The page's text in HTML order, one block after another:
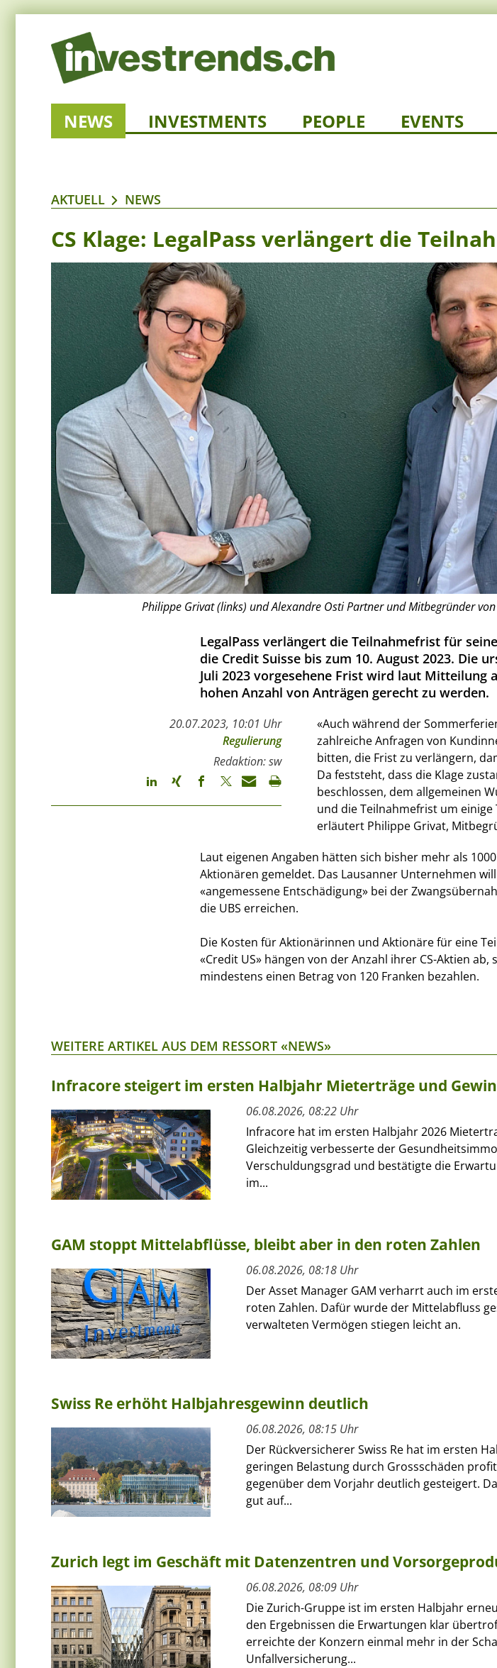
NEWS INVESTMENTS PEOPLE EVENTS
AKTUELL NEWS
CS Klage: LegalPass verlängert die
Philippe Grivat (links) und Alexandre Osti Partner und Mitbegründer
LegalPass verlängert die Teilnahmefrist für
die Credit Suisse bis zum 10. August 2023. Die
Juli 2023 vorgesehene Frist wird laut Mitteilung
hohen Anzahl von Anträgen gerecht zu werden.
20.07.2023, 10:01 Uhr
Regulierung
Redaktion: sw
«Auch während der
zahlreiche Anfragen von
bitten, die Frist zu verlängern,
Da feststeht, dass die Klage
beschlossen, dem allgemeinen
und die Teilnahmefrist um einige
erläutert Philippe Grivat,
Laut eigenen Angaben hätten sich bisher mehr als
Aktionären gemeldet. Das Lausanner Unternehmen
«angemessene Entschädigung» bei der
die UBS erreichen.
Die Kosten für Aktionärinnen und Aktionäre für eine
«Credit US» hängen von der Anzahl ihrer CS-Aktien ab,
mindestens einen Betrag von 120 Franken bezahlen.
WEITERE ARTIKEL AUS DEM RESSORT «NEWS»
Infracore steigert im ersten Halbjahr Mieterträge und
06.08.2026, 08:22 Uhr
Infracore hat im ersten Halbjahr 2026
Gleichzeitig verbesserte der
Verschuldungsgrad und bestätigte die
im...
GAM stoppt Mittelabflüsse, bleibt aber in den roten Zahlen
06.08.2026, 08:18 Uhr
Der Asset Manager GAM verharrt auch im
roten Zahlen. Dafür wurde der Mittelabfluss
verwalteten Vermögen stiegen leicht an.
Swiss Re erhöht Halbjahresgewinn deutlich
06.08.2026, 08:15 Uhr
Der Rückversicherer Swiss Re hat im ersten
geringen Belastung durch Grossschäden
gegenüber dem Vorjahr deutlich gesteigert.
gut auf...
Zurich legt im Geschäft mit Datenzentren und
06.08.2026, 08:09 Uhr
Die Zurich-Gruppe ist im ersten Halbjahr
den Ergebnissen die Erwartungen klar
erreichte der Konzern einmal mehr in der
Unfallversicherung...